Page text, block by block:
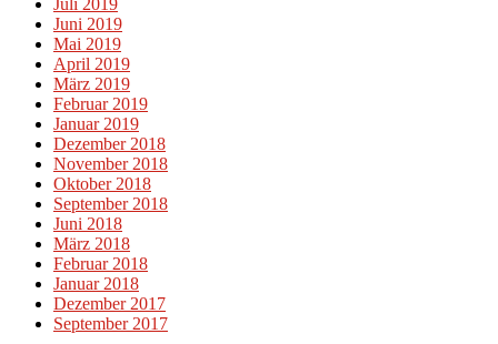
Juli 2019
Juni 2019
Mai 2019
April 2019
März 2019
Februar 2019
Januar 2019
Dezember 2018
November 2018
Oktober 2018
September 2018
Juni 2018
März 2018
Februar 2018
Januar 2018
Dezember 2017
September 2017